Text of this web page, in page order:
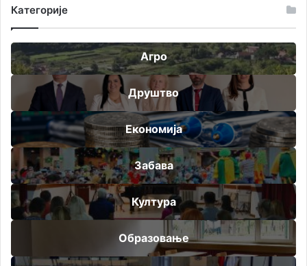
Категорије
Агро
Друштво
Економија
Забава
Култура
Образовање